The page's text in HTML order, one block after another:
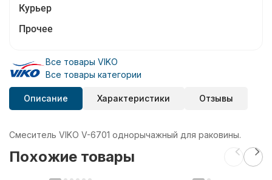
Курьер
Прочее
Все товары VIKO
Все товары категории
Описание Характеристики Отзывы
Смеситель VIKO V-6701 однорычажный для раковины.
Похожие товары